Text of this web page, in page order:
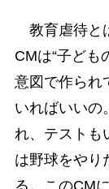
教育虐待と
CMは“子ども
意図で作られ
いればいいの
れ、テストも
は野球をやり